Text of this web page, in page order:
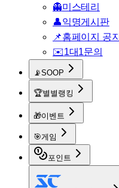
👻미스테리
👤익명게시판
📌홈페이지 공지
✉️1대1문의
📡SOOP
🏆별별랭킹
🎁이벤트
🎯게임
포인트